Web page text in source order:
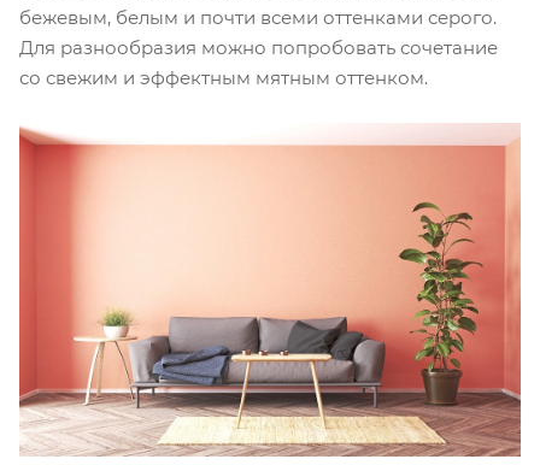
бежевым, белым и почти всеми оттенками серого.
Для разнообразия можно попробовать сочетание
со свежим и эффектным мятным оттенком.